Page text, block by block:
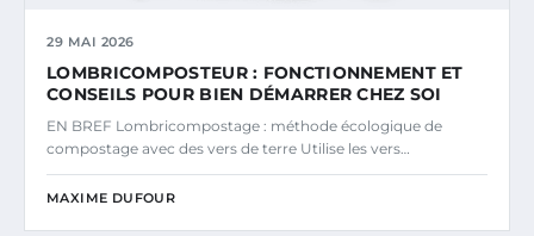
29 MAI 2026
LOMBRICOMPOSTEUR : FONCTIONNEMENT ET
CONSEILS POUR BIEN DÉMARRER CHEZ SOI
EN BREF Lombricompostage : méthode écologique de
compostage avec des vers de terre Utilise les vers…
MAXIME DUFOUR